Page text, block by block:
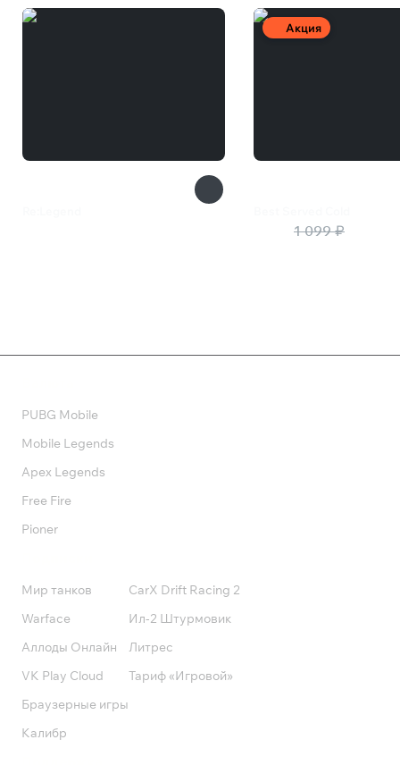
Акция
1 099 ₽
PUBG Mobile
Mobile Legends
Apex Legends
Free Fire
Pioner
Мир танков
Warface
Аллоды Онлайн
VK Play Cloud
Браузерные игры
Калибр
CarX Drift Racing 2
Ил-2 Штурмовик
Литрес
Тариф «Игровой»